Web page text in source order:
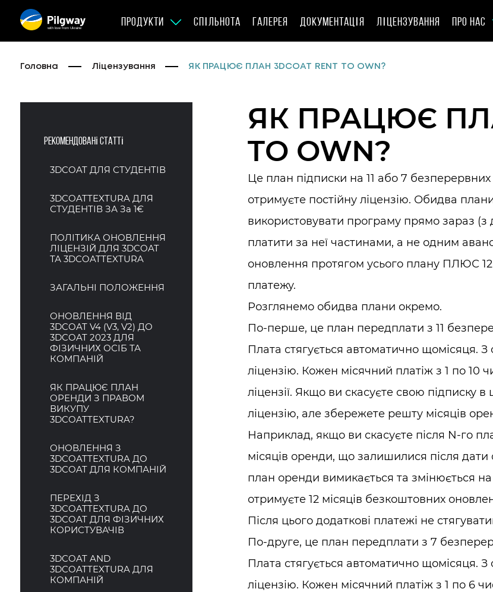
with love from Ukraine
ПРОДУКТИ СПІЛЬНОТА ГАЛЕРЕЯ ДОКУМЕНТАЦІЯ ЛІЦЕНЗУВАННЯ ПРО НАС
Головна Ліцензування ЯК ПРАЦЮЄ ПЛАН 3DCOAT RENT TO OWN?
Рекомендовані статті
3DCOAT ДЛЯ СТУДЕНТІВ
3DCOATTEXTURA ДЛЯ
СТУДЕНТІВ ЗА За 1€
ПОЛІТИКА ОНОВЛЕННЯ
ЛІЦЕНЗІЙ ДЛЯ 3DCOAT
ТА 3DCOATTEXTURA
ЗАГАЛЬНІ ПОЛОЖЕННЯ
ОНОВЛЕННЯ ВІД
3DCOAT V4 (V3, V2) ДО
3DCOAT 2023 ДЛЯ
ФІЗИЧНИХ ОСІБ ТА
КОМПАНІЙ
ЯК ПРАЦЮЄ ПЛАН
ОРЕНДИ З ПРАВОМ
ВИКУПУ
3DCOATTEXTURA?
ОНОВЛЕННЯ З
3DCOATTEXTURA ДО
3DCOAT ДЛЯ КОМПАНІЙ
ПЕРЕХІД З
3DCOATTEXTURA ДО
3DCOAT ДЛЯ ФІЗИЧНИХ
КОРИСТУВАЧІВ
3DCOAT AND
3DCOATTEXTURA ДЛЯ
КОМПАНІЙ
ЯК ПРАЦЮЄ
TO OWN?
Це план підписки на 11 або 7
отримуєте постійну ліцензію. Обидва
використовувати програму прямо зараз
платити за неї частинами, а не одним
оновлення протягом усього плану ПЛЮС 12
платежу.
Розглянемо обидва плани окремо.
По-перше, це план передплати з 11
Плата стягується автоматично щомісяця.
ліцензію. Кожен місячний платіж з 1 по 10
ліцензії. Якщо ви скасуєте свою підписку
ліцензію, але збережете решту місяців
Наприклад, якщо ви скасуєте після N-го
місяців оренди, що залишилися після дати
план оренди вимикається та змінюється
отримуєте 12 місяців безкоштовних
Після цього додаткові платежі не
По-друге, це план передплати з 7
Плата стягується автоматично щомісяця.
ліцензію. Кожен місячний платіж з 1 по 6